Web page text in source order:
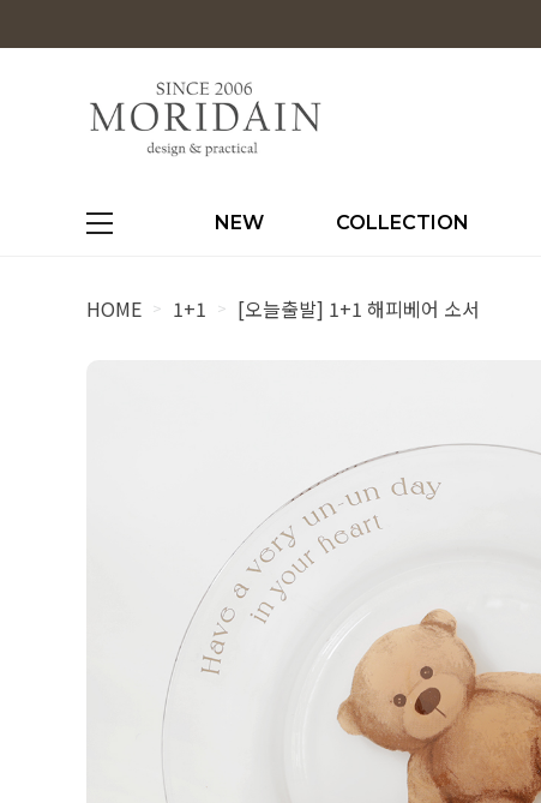
NEW COLLECTION
HOME > 1+1 > [오늘출발] 1+1 해피베어 소서